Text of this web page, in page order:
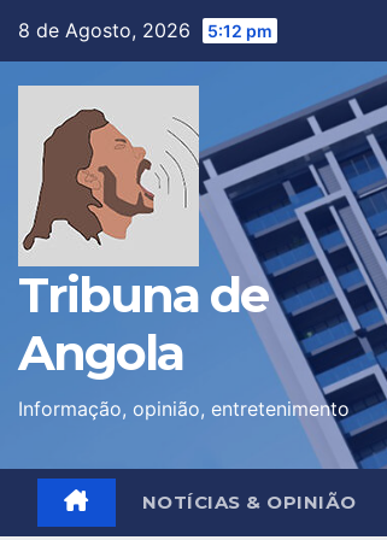
8 de Agosto, 2026 5:12 pm
Tribuna de
Angola
Informação, opinião, entretenimento
NOTÍCIAS & OPINIÃO